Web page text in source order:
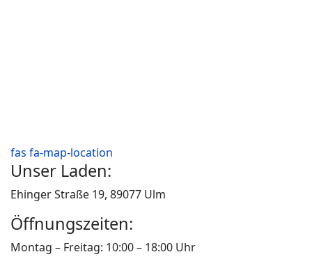
fas fa-map-location
Unser Laden:
Ehinger Straße 19, 89077 Ulm
Öffnungszeiten:
Montag – Freitag: 10:00 – 18:00 Uhr